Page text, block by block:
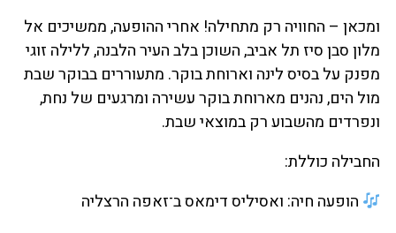
ומכאן – החוויה רק מתחילה! אחרי ההופעה, ממשיכים אל
מלון סבן סיז תל אביב, השוכן בלב העיר הלבנה, ללילה זוגי
מפנק על בסיס לינה וארוחת בוקר. מתעוררים בבוקר שבת
מול הים, נהנים מארוחת בוקר עשירה ומרגעים של נחת,
ונפרדים מהשבוע רק במוצאי שבת.
החבילה כוללת:
הופעה חיה: ואסיליס דימאס ב־זאפה הרצליה